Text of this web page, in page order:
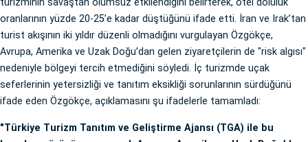
turizminin savaştan olumsuz etkilendiğini belirterek, otel doluluk
oranlarının yüzde 20-25’e kadar düştüğünü ifade etti. İran ve Irak’tan
turist akışının iki yıldır düzenli olmadığını vurgulayan Özgökçe,
Avrupa, Amerika ve Uzak Doğu’dan gelen ziyaretçilerin de "risk algısı"
nedeniyle bölgeyi tercih etmediğini söyledi. İç turizmde uçak
seferlerinin yetersizliği ve tanıtım eksikliği sorunlarının sürdüğünü
ifade eden Özgökçe, açıklamasını şu ifadelerle tamamladı:
"Türkiye Turizm Tanıtım ve Geliştirme Ajansı (TGA) ile bu